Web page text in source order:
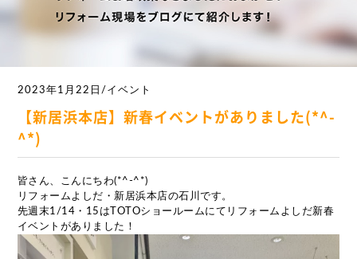
2023年1月22日/イベント
【新居浜本店】新春イベントがありました(*^-
^*)
皆さん、こんにちわ(*^-^*)
リフォームよしだ・新居浜本店の石川です。
先週末1/14・15はTOTOショールームにてリフォームよしだ新春
イベントがありました！